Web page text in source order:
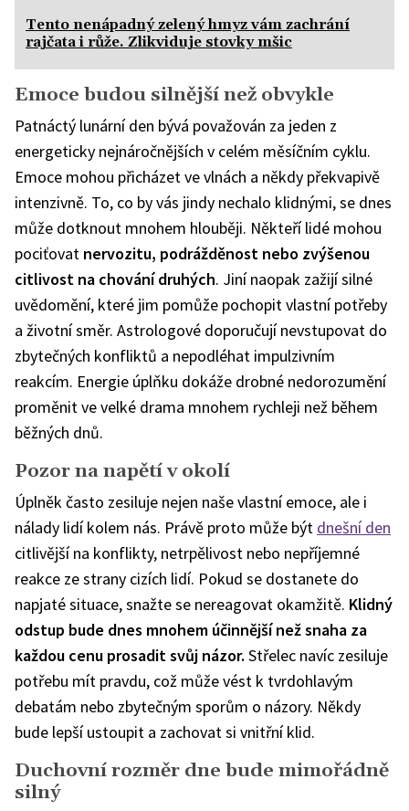
Tento nenápadný zelený hmyz vám zachrání
rajčata i růže. Zlikviduje stovky mšic
Emoce budou silnější než obvykle
Patnáctý lunární den bývá považován za jeden z
energeticky nejnáročnějších v celém měsíčním cyklu.
Emoce mohou přicházet ve vlnách a někdy překvapivě
intenzivně. To, co by vás jindy nechalo klidnými, se dnes
může dotknout mnohem hlouběji. Někteří lidé mohou
pociťovat nervozitu, podrážděnost nebo zvýšenou
citlivost na chování druhých. Jiní naopak zažijí silné
uvědomění, které jim pomůže pochopit vlastní potřeby
a životní směr. Astrologové doporučují nevstupovat do
zbytečných konfliktů a nepodléhat impulzivním
reakcím. Energie úplňku dokáže drobné nedorozumění
proměnit ve velké drama mnohem rychleji než během
běžných dnů.
Pozor na napětí v okolí
Úplněk často zesiluje nejen naše vlastní emoce, ale i
nálady lidí kolem nás. Právě proto může být dnešní den
citlivější na konflikty, netrpělivost nebo nepříjemné
reakce ze strany cizích lidí. Pokud se dostanete do
napjaté situace, snažte se nereagovat okamžitě. Klidný
odstup bude dnes mnohem účinnější než snaha za
každou cenu prosadit svůj názor. Střelec navíc zesiluje
potřebu mít pravdu, což může vést k tvrdohlavým
debatám nebo zbytečným sporům o názory. Někdy
bude lepší ustoupit a zachovat si vnitřní klid.
Duchovní rozměr dne bude mimořádně
silný